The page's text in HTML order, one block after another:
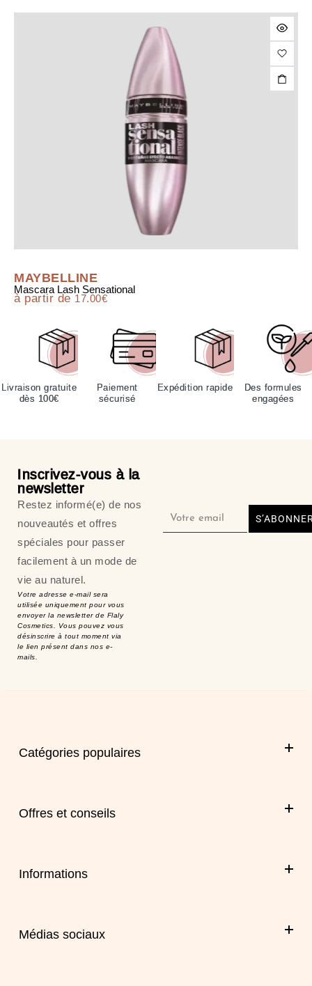
5
MAYBELLINE
Mascara Lash Sensational
à partir de 17.00€
Livraison gratuite
dès 100€
Paiement
sécurisé
Expédition rapide
Des formules
engagées
Inscrivez-vous à la
newsletter
Restez informé(e) de nos
nouveautés et offres
spéciales pour passer
facilement à un mode de
vie au naturel.
Votre adresse e-mail sera
utilisée uniquement pour vous
envoyer la newsletter de Flaly
Cosmetics. Vous pouvez vous
désinscrire à tout moment via
le lien présent dans nos e-
mails.
Catégories populaires
Offres et conseils
Informations
Médias sociaux